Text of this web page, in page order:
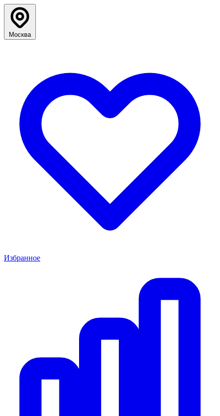
Москва
Избранное